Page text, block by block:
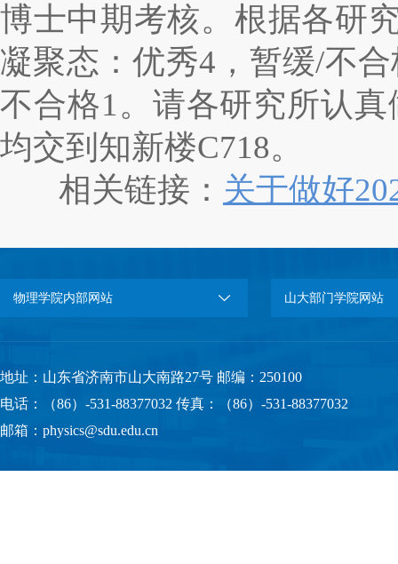
博士中期考核。根据各研
凝聚态：优秀4，暂缓/不
不合格1。请各研究所认
均交到知新楼C718。
相关链接： 关于做好
物理学院内部网站 山大部门学院网站
地址：山东省济南市山大南路27号 邮编：250100
电话：（86）-531-88377032 传真：（86）-531-88377032
邮箱：physics@sdu.edu.cn